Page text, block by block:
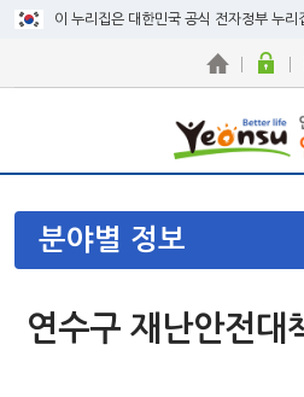
이 누리집은 대한민국 공식 전자정부 누리
분야별 정보
연수구 재난안전대